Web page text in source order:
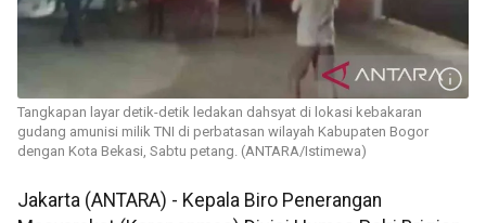
Tangkapan layar detik-detik ledakan dahsyat di lokasi kebakaran
gudang amunisi milik TNI di perbatasan wilayah Kabupaten Bogor
dengan Kota Bekasi, Sabtu petang. (ANTARA/Istimewa)
Jakarta (ANTARA) - Kepala Biro Penerangan